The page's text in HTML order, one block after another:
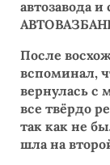
автозавода
После
вспоминал,
вернулась с
все твёрдо
так как не
шла на